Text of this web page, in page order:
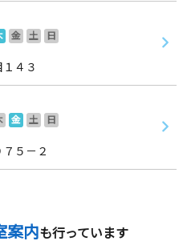
金 土
日
４３
金 土
日
５－２
案内も行っています